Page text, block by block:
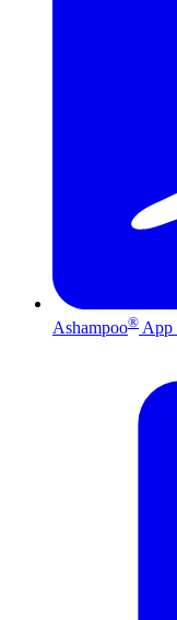
Ashampoo® App